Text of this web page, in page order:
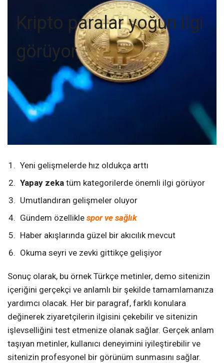
Kripto paralar yoğun ilgi
görüyor
Yeni gelişmelerde hız oldukça arttı
Yapay zeka tüm kategorilerde önemli ilgi görüyor
Umutlandıran gelişmeler oluyor
Gündem özellikle spor ve sağlık
Haber akışlarında güzel bir akıcılık mevcut
Okuma seyri ve zevki gittikçe gelişiyor
Sonuç olarak, bu örnek Türkçe metinler, demo sitenizin
içeriğini gerçekçi ve anlamlı bir şekilde tamamlamanıza
yardımcı olacak. Her bir paragraf, farklı konulara
değinerek ziyaretçilerin ilgisini çekebilir ve sitenizin
işlevselliğini test etmenize olanak sağlar. Gerçek anlam
taşıyan metinler, kullanıcı deneyimini iyileştirebilir ve
sitenizin profesyonel bir görünüm sunmasını sağlar.